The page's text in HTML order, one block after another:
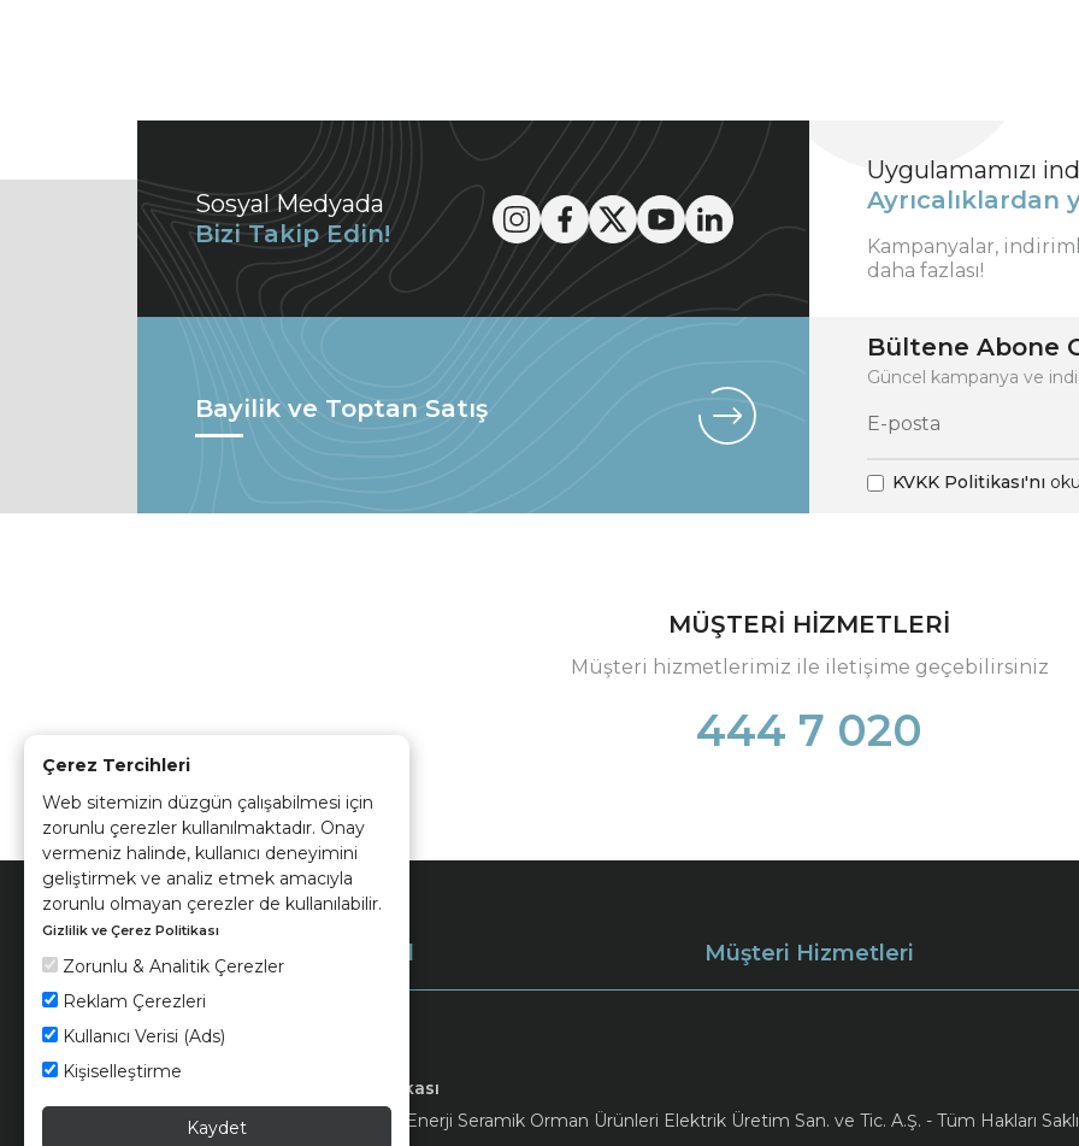
Çerez Tercihleri
Web sitemizin düzgün çalışabilmesi için
zorunlu çerezler kullanılmaktadır. Onay
vermeniz halinde, kullanıcı deneyimini
geliştirmek ve analiz etmek amacıyla
zorunlu olmayan çerezler de kullanılabilir.
Gizlilik ve Çerez Politikası
Zorunlu & Analitik Çerezler
Reklam Çerezleri
Kullanıcı Verisi (Ads)
Kişiselleştirme
Kaydet
Sosyal Medyada
Bizi Takip Edin!
Uygulamamızı
Ayrıcalıklardan
Kampanyalar,
daha fazlası!
Bayilik ve Toptan Satış
Bültene Abone
Güncel kampanya ve
KVKK Politikası'nı
MÜŞTERİ HİZMETLERİ
Müşteri hizmetlerimiz ile iletişime geçebilirsiniz
444 7 020
Kurumsal Müşteri Hizmetleri
Kvkk ve Çerez Politikası
© 2026 Ünsa Madencilik Turizm Enerji Seramik Orman Ürünleri Elektrik Üretim San. ve Tic. A.Ş. - Tüm Hakları